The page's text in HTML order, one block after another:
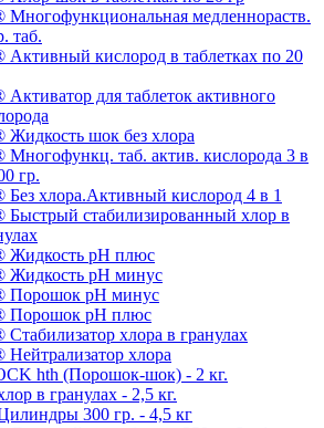
Многофункциональная медленнораств.
таб.
Активный кислород в таблетках по 20
Активатор для таблеток активного
Жидкость шок без хлора
Многофункц. таб. актив. кислорода 3 в
гр.
Без хлора.Активный кислород 4 в 1
Быстрый стабилизированный хлор в
Жидкость pH плюс
Жидкость pH минус
Порошок pH минус
Порошок pH плюс
Стабилизатор хлора в гранулах
Нейтрализатор хлора
hth (Порошок-шок) - 2 кг.
в гранулах - 2,5 кг.
300 гр. - 4,5 кг